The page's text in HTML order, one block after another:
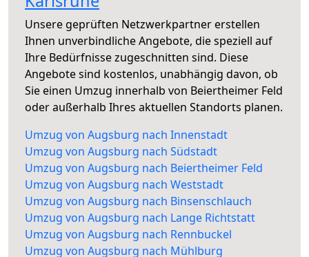
Unsere geprüften Netzwerkpartner erstellen
Ihnen unverbindliche Angebote, die speziell auf
Ihre Bedürfnisse zugeschnitten sind. Diese
Angebote sind kostenlos, unabhängig davon, ob
Sie einen Umzug innerhalb von Beiertheimer Feld
oder außerhalb Ihres aktuellen Standorts planen.
Umzug von Augsburg nach Innenstadt
Umzug von Augsburg nach Südstadt
Umzug von Augsburg nach Beiertheimer Feld
Umzug von Augsburg nach Weststadt
Umzug von Augsburg nach Binsenschlauch
Umzug von Augsburg nach Lange Richtstatt
Umzug von Augsburg nach Rennbuckel
Umzug von Augsburg nach Mühlburg